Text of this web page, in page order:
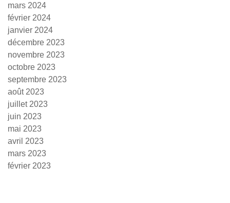
mars 2024
février 2024
janvier 2024
décembre 2023
novembre 2023
octobre 2023
septembre 2023
août 2023
juillet 2023
juin 2023
mai 2023
avril 2023
mars 2023
février 2023